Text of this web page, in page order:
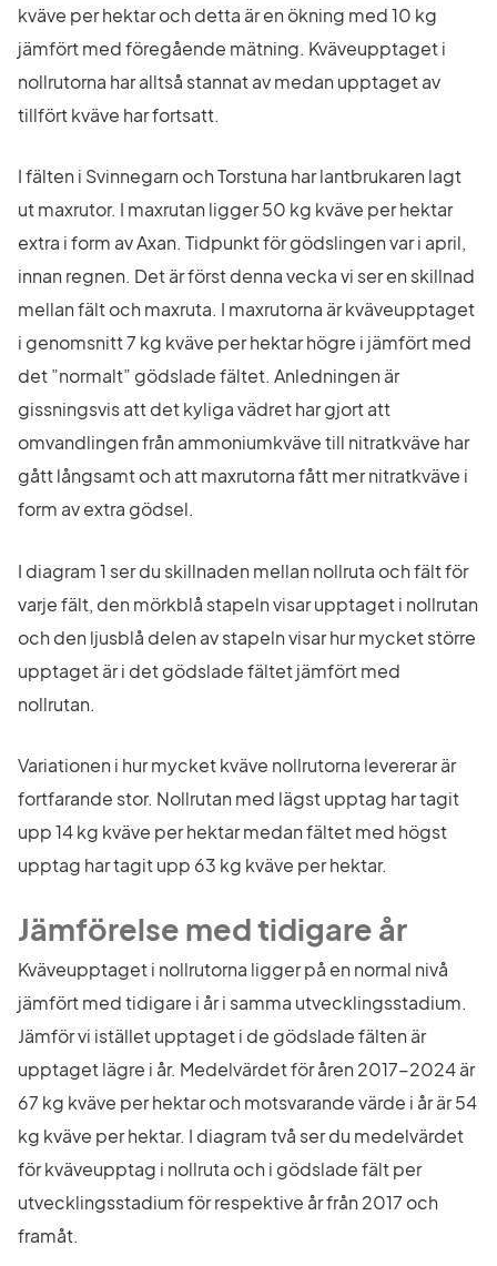
kväve per hektar och detta är en ökning med 10 kg
jämfört med föregående mätning. Kväveupptaget i
nollrutorna har alltså stannat av medan upptaget av
tillfört kväve har fortsatt.
I fälten i Svinnegarn och Torstuna har lantbrukaren lagt
ut maxrutor. I maxrutan ligger 50 kg kväve per hektar
extra i form av Axan. Tidpunkt för gödslingen var i april,
innan regnen. Det är först denna vecka vi ser en skillnad
mellan fält och maxruta. I maxrutorna är kväveupptaget
i genomsnitt 7 kg kväve per hektar högre i jämfört med
det ”normalt” gödslade fältet. Anledningen är
gissningsvis att det kyliga vädret har gjort att
omvandlingen från ammoniumkväve till nitratkväve har
gått långsamt och att maxrutorna fått mer nitratkväve i
form av extra gödsel.
I diagram 1 ser du skillnaden mellan nollruta och fält för
varje fält, den mörkblå stapeln visar upptaget i nollrutan
och den ljusblå delen av stapeln visar hur mycket större
upptaget är i det gödslade fältet jämfört med
nollrutan.
Variationen i hur mycket kväve nollrutorna levererar är
fortfarande stor. Nollrutan med lägst upptag har tagit
upp 14 kg kväve per hektar medan fältet med högst
upptag har tagit upp 63 kg kväve per hektar.
Jämförelse med tidigare år
Kväveupptaget i nollrutorna ligger på en normal nivå
jämfört med tidigare i år i samma utvecklingsstadium.
Jämför vi istället upptaget i de gödslade fälten är
upptaget lägre i år. Medelvärdet för åren 2017-2024 är
67 kg kväve per hektar och motsvarande värde i år är 54
kg kväve per hektar. I diagram två ser du medelvärdet
för kväveupptag i nollruta och i gödslade fält per
utvecklingsstadium för respektive år från 2017 och
framåt.